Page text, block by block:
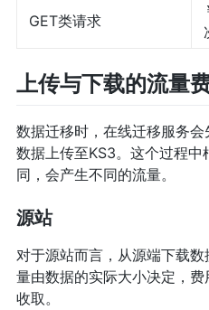
GET类请求
上传与下载的流量
数据迁移时，在线迁移服务
数据上传至KS3。这个过程
同，会产生不同的流量。
源站
对于源站而言，从源端下载
量由数据的实际大小决定，
收取。